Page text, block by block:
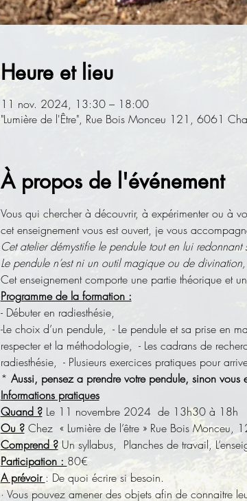
Heure et lieu
11 nov. 2024, 13:30 – 18:00
"Lumière de l'Être", Rue Bois Monceu 121, 6061
À propos de l'événement
Vous qui chercher à découvrir, à expérimenter ou à
cet enseignement vous est ouvert, je vous
Cet atelier démystifie le pendule tout en lui redonnant
Le pendule n’est ni un outil magique ou de
Cet enseignement comporte une partie théorique et
Programme de la formation :
- Débuter en radiesthésie,
-Le choix d’un pendule,  - Le pendule et sa prise en
respecter et la méthodologie,  - Les cadrans de
radiesthésie,  - Plusieurs exercices pratiques pour
* Aussi, pensez a prendre votre pendule, sinon vous
Informations pratiques
Quand ? Le 11 novembre 2024  de 13h30 à 18h
Ou ? Chez  « Lumière de l’être » Rue Bois Monceu,
Comprend ? Un syllabus,  Planches de travail,
Participation : 80€
A prévoir : De quoi écrire si besoin.
· Vous pouvez amener des objets afin de connaitre